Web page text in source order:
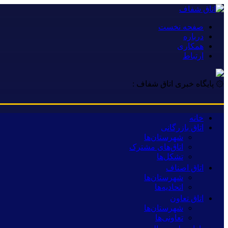
صفحه نخست
درباره
همکاری
ارتباط
۞ پایگاه خبری اتاق شفاف :
خانه
اتاق بازرگانی
شهرستان‌ها
اتاق‌های مشترک
تشکل‌ها
اتاق اصناف
شهرستان‌ها
اتحادیه‌ها
اتاق تعاون
شهرستان‌ها
تعاونی‌ها